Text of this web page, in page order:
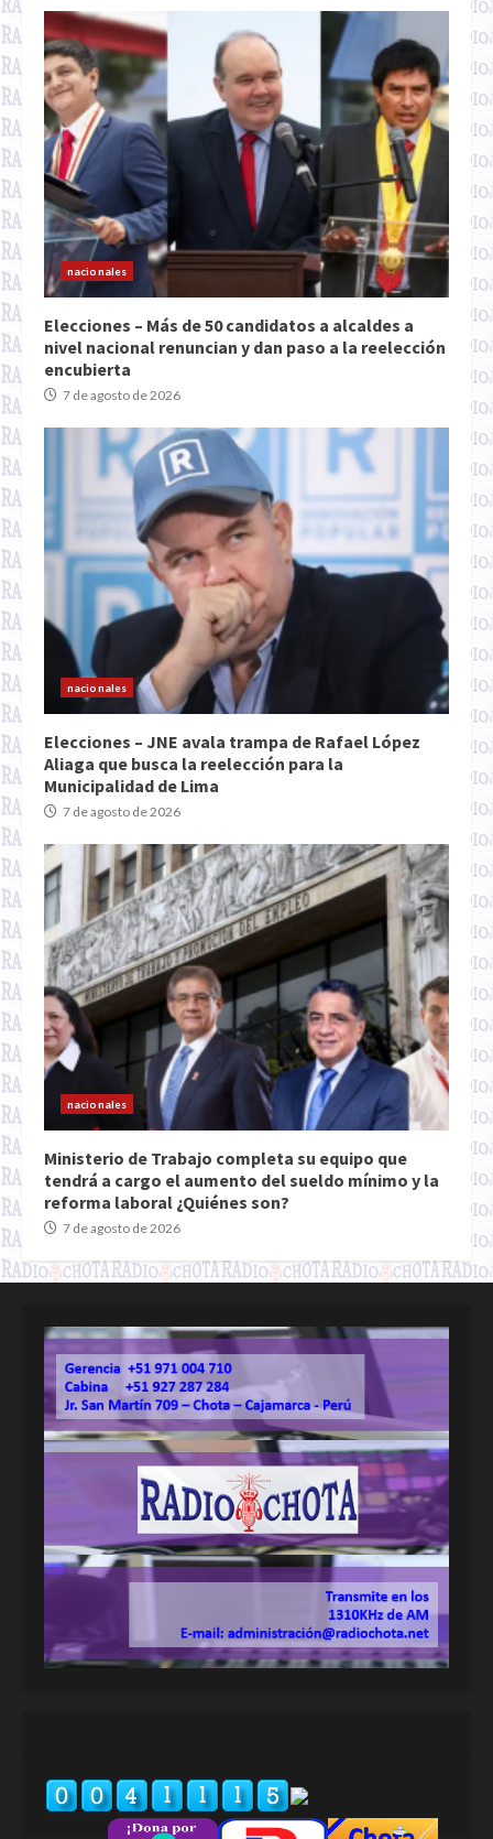
nacionales
Elecciones – Más de 50 candidatos a alcaldes a
nivel nacional renuncian y dan paso a la reelección
encubierta
7 de agosto de 2026
nacionales
Elecciones – JNE avala trampa de Rafael López
Aliaga que busca la reelección para la
Municipalidad de Lima
7 de agosto de 2026
nacionales
Ministerio de Trabajo completa su equipo que
tendrá a cargo el aumento del sueldo mínimo y la
reforma laboral ¿Quiénes son?
7 de agosto de 2026